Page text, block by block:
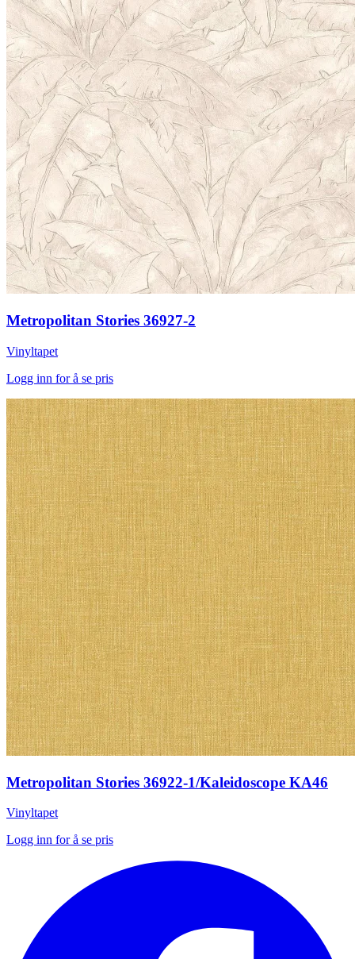
Metropolitan Stories 36927-2
Vinyltapet
Logg inn for å se pris
Metropolitan Stories 36922-1/Kaleidoscope KA46
Vinyltapet
Logg inn for å se pris